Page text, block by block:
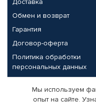
Обмен и возврат
Гарантия
Договор-оферта
Политика обработки
персональных данных
Партнерам
Мы используем
опыт на сайте.